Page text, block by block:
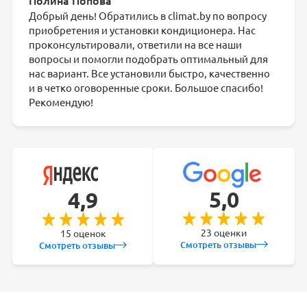
Добрый день! Обратились в climat.by по вопросу
приобретения и установки кондиционера. Нас
проконсультировали, ответили на все наши
вопросы и помогли подобрать оптимальный для
нас вариант. Все установили быстро, качественно
и в четко оговоренные сроки. Большое спасибо!
Рекомендую!
4,9
15 оценок
Смотреть отзывы
5,0
23 оценки
Смотреть отзывы